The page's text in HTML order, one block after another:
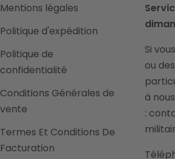
Mentions légales
Politique d'expédition
Politique de
confidentialité
Conditions Générales de
vente
Termes Et Conditions De
Facturation
Si
ou
à
: